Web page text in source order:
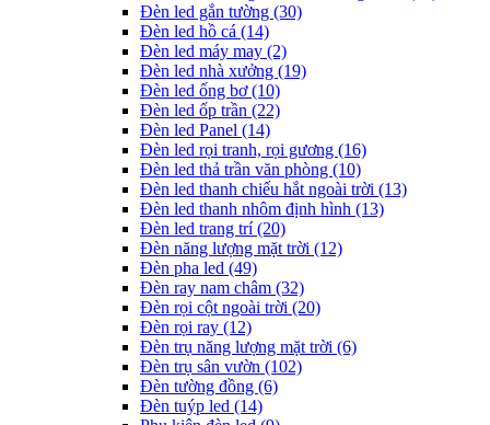
Đèn led gắn tường (30)
Đèn led hồ cá (14)
Đèn led máy may (2)
Đèn led nhà xưởng (19)
Đèn led ống bơ(10)
Đèn led ốp trần (22)
Đèn led Panel (14)
Đèn led rọi tranh, rọi gương (16)
Đèn led thả trần văn phòng (10)
Đèn led thanh chiếu hắt ngoài trời (13)
Đèn led thanh nhôm định hình (13)
Đèn led trang trí(20)
Đèn năng lượng mặt trời (12)
Đèn pha led (49)
Đèn ray nam châm (32)
Đèn rọi cột ngoài trời (20)
Đèn rọi ray (12)
Đèn trụ năng lượng mặt trời (6)
Đèn trụ sân vườn (102)
Đèn tường đồng (6)
Đèn tuýp led (14)